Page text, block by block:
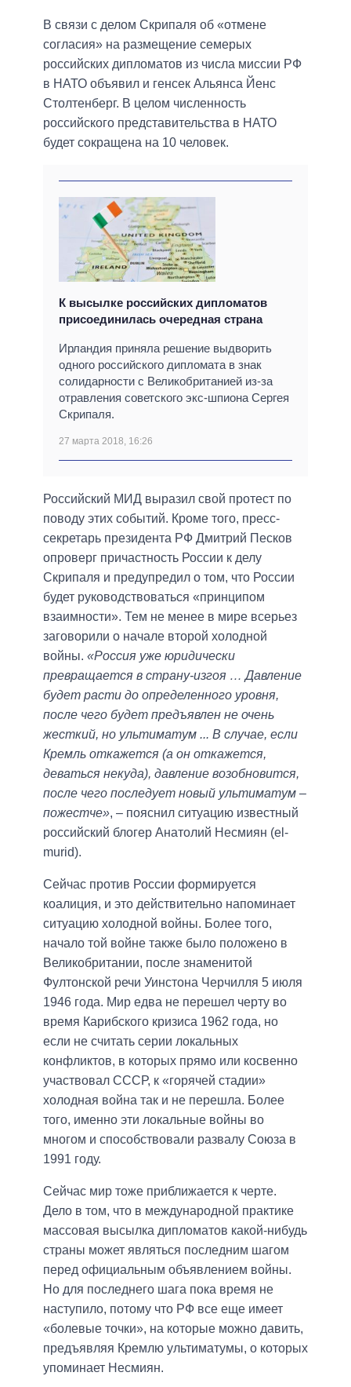
В связи с делом Скрипаля об «отмене
согласия» на размещение семерых
российских дипломатов из числа миссии РФ
в НАТО объявил и генсек Альянса Йенс
Столтенберг. В целом численность
российского представительства в НАТО
будет сокращена на 10 человек.
К высылке российских дипломатов
присоединилась очередная страна
Ирландия приняла решение выдворить
одного российского дипломата в знак
солидарности с Великобританией из-за
отравления советского экс-шпиона Сергея
Скрипаля.
27 марта 2018, 16:26
Российский МИД выразил свой протест по
поводу этих событий. Кроме того, пресс-
секретарь президента РФ Дмитрий Песков
опроверг причастность России к делу
Скрипаля и предупредил о том, что России
будет руководствоваться «принципом
взаимности». Тем не менее в мире всерьез
заговорили о начале второй холодной
войны. «Россия уже юридически
превращается в страну-изгоя … Давление
будет расти до определенного уровня,
после чего будет предъявлен не очень
жесткий, но ультиматум ... В случае, если
Кремль откажется (а он откажется,
деваться некуда), давление возобновится,
после чего последует новый ультиматум –
пожестче», – пояснил ситуацию известный
российский блогер Анатолий Несмиян (el-
murid).
Сейчас против России формируется
коалиция, и это действительно напоминает
ситуацию холодной войны. Более того,
начало той войне также было положено в
Великобритании, после знаменитой
Фултонской речи Уинстона Черчилля 5 июля
1946 года. Мир едва не перешел черту во
время Карибского кризиса 1962 года, но
если не считать серии локальных
конфликтов, в которых прямо или косвенно
участвовал СССР, к «горячей стадии»
холодная война так и не перешла. Более
того, именно эти локальные войны во
многом и способствовали развалу Союза в
1991 году.
Сейчас мир тоже приближается к черте.
Дело в том, что в международной практике
массовая высылка дипломатов какой-нибудь
страны может являться последним шагом
перед официальным объявлением войны.
Но для последнего шага пока время не
наступило, потому что РФ все еще имеет
«болевые точки», на которые можно давить,
предъявляя Кремлю ультиматумы, о которых
упоминает Несмиян.